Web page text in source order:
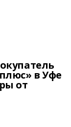
в Уфе
от